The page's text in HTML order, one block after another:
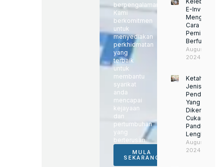
berpengalaman.
Kami
berkomitmen
untuk
menyediakan
perkhidmatan
yang
terbaik
untuk
membantu
syarikat
anda
mencapai
kejayaan
dan
pertumbuhan
yang
berterusan.
MULA
SEKARANG
E-Invoice:
Mengubah
Cara
Perniagaan
Berfungsi
August 22,
2024
Ketahui
Jenis
Pendapatan
Yang
Dikenakan
Cukai:
Panduan
Lengkap
August 22,
2024